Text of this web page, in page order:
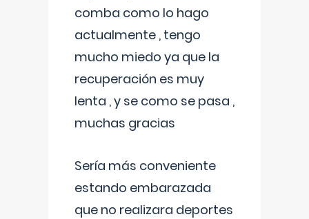
comba como lo hago
actualmente , tengo
mucho miedo ya que la
recuperación es muy
lenta , y se como se pasa ,
muchas gracias
Sería más conveniente
estando embarazada
que no realizara deportes